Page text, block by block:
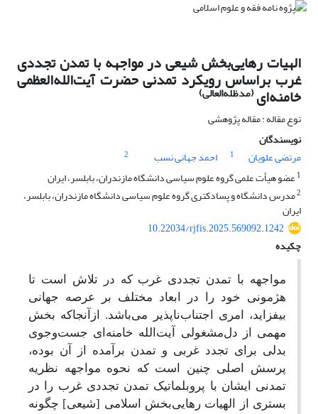
الهیات رهایی‌بخش شیعی در مواجهه با تمدن تجددی
غرب براساس رویکرد تمدنی حضرت آیت‌الله‌العظمی
خامنه‌ای(مدظله‌العالی)
نوع مقاله : مقاله پژوهشی
نویسندگان
مرتضی علویان
1 احمد جهانی نسب
2
1عضو هیأت علمی گروه علوم سیاسی دانشگاه مازندران، بابلسر، ایران
2مدرس دانشگاه و پسادکتری گروه علوم سیاسی دانشگاه مازندران، بابلسر،
ایران
10.22034/rjfis.2025.569092.1242
چکیده
مواجهه با تمدن تجددی غرب که در تلاش است تا
هژمونی خود را در ابعاد مختلف بر عرصه جهانی
بیفزاید، امری اجتناب‌ناپذیر می‌باشد. ازآنجاکه بخش
مهمی از دل‌مشغولی آیت‌الله خامنه‌ای جست‌وجوی
بدلی برای تجدد غربی و تمدن برآمده از آن بوده،
پرسش اصلی چنین است که نحوه مواجهه نظریه
تمدنی ایشان با پروبلماتیک تمدن تجددی غرب را در
بستری از الهیات رهایی‌بخش اسلامی [شیعی] چگونه